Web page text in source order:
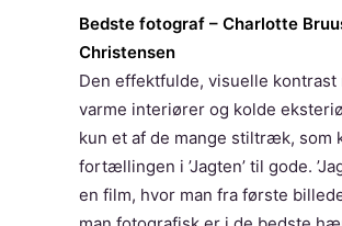
Bedste fotograf – Charlotte
Christensen
Den effektfulde, visuelle kontrast
varme interiører og kolde
kun et af de mange stiltræk, som
fortællingen i ’Jagten’ til gode.
en film, hvor man fra første